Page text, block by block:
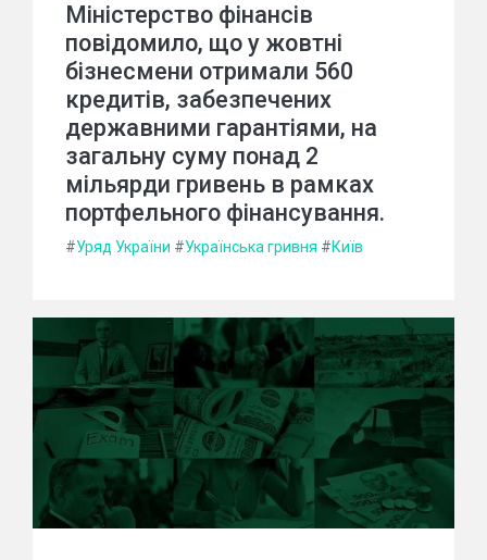
Міністерство фінансів
повідомило, що у жовтні
бізнесмени отримали 560
кредитів, забезпечених
державними гарантіями, на
загальну суму понад 2
мільярди гривень в рамках
портфельного фінансування.
#Уряд України #Українська гривня #Київ